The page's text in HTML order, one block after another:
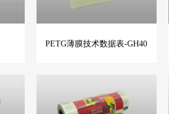
PETG薄膜技术数据表-GH40